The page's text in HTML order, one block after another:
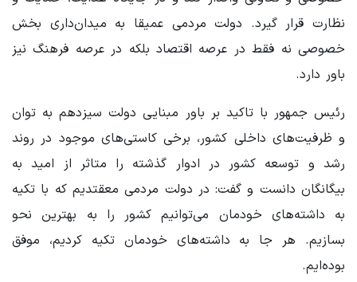
نظارت قرار گیرد. دولت مردمی عمیقا به میدان‌داری بخش
خصوصی نه فقط در عرصه اقتصاد بلکه در عرصه فرهنگ نیز
باور دارد.
رئیس جمهور با تاکید بر باور مبنایی دولت سیزدهم به توان
و ظرفیت‌های داخلی کشور، برخی کاستی‌های موجود در روند
رشد و توسعه کشور در ادوار گذشته را متاثر از امید به
بیگانگان دانست و گفت: در دولت مردمی معقتدیم که با تکیه
به داشته‌های خودمان می‌توانیم کشور را به بهترین نحو
بسازیم. هر جا به داشته‌های خودمان تکیه کردیم، موفق
بوده‌ایم.